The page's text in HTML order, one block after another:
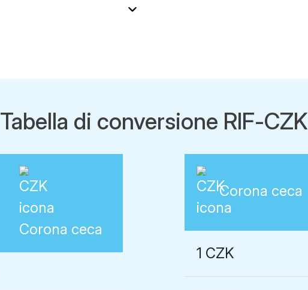
Tabella di conversione RIF-CZK
Corona ceca
Corona ceca
1 CZK